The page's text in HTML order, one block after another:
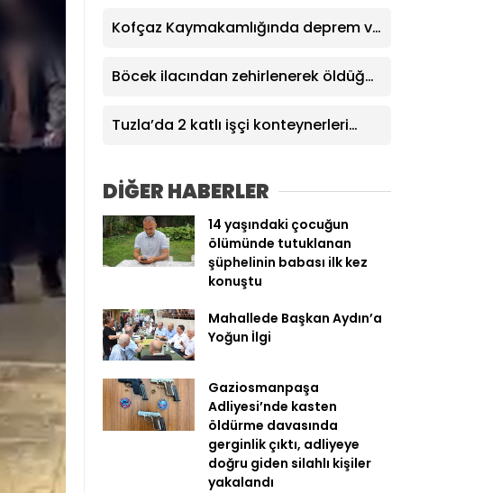
sigara çıktı
Kofçaz Kaymakamlığında deprem ve
Böcek ilacından zehirlenerek öldüğü
yolculuğuna uğurlandı
Tuzla’da 2 katlı işçi konteynerleri
DİĞER HABERLER
14 yaşındaki çocuğun
ölümünde tutuklanan
şüphelinin babası ilk kez
konuştu
Mahallede Başkan Aydın’a
Yoğun İlgi
Gaziosmanpaşa
Adliyesi’nde kasten
öldürme davasında
gerginlik çıktı, adliyeye
doğru giden silahlı kişiler
yakalandı